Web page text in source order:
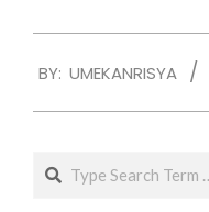
01-
BY: UMEKANRISYA
Search